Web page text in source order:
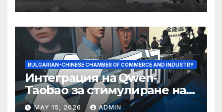
BULGARIAN-CHINESE CHAMBER OF COMMERCE AND INDUSTRY
Интеграция на Qwen-
Taobao за стимулиране на
пазаруването 618
MAY 15, 2026 ADMIN